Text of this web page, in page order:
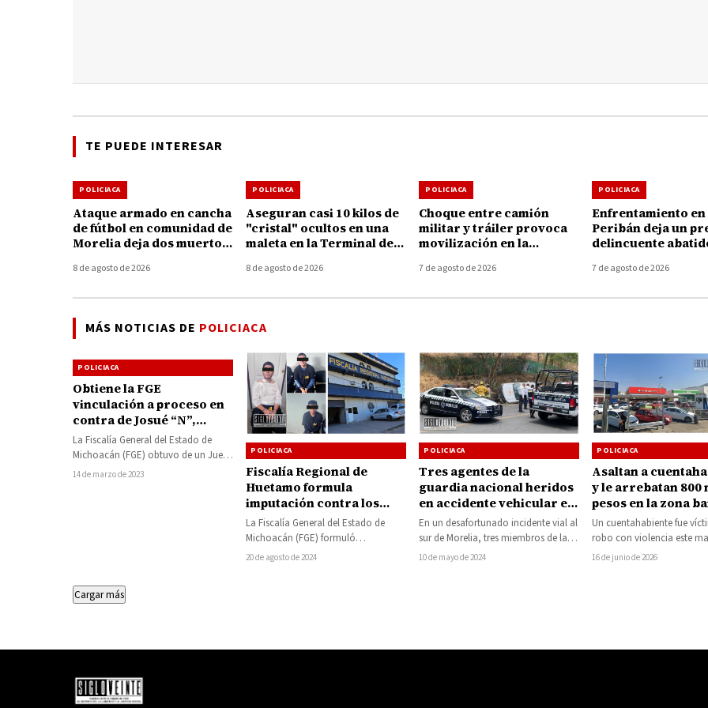
TE PUEDE INTERESAR
POLICIACA
Ataque armado en cancha
de fútbol en comunidad de
Morelia deja dos muertos
8 de agosto de 2026
POLICIACA
Aseguran casi 10 kilos de
"cristal" ocultos en una
maleta en la Terminal de
8 de agosto de 2026
POLICIACA
Choque entre camión
militar y tráiler provoca
movilización en la
Taretan
7 de agosto de 2026
POLICIACA
Enfrentamiento en
Peribán deja un
delincuente
7 de agosto de 2026
MÁS NOTICIAS DE POLICIACA
POLICIACA
Obtiene la FGE
vinculación a proceso en
contra de Josué “N”,
presunto responsable de
violación, en agravio de
su primo de 8 años
La Fiscalía General del Estado de
Michoacán (FGE) obtuvo de un Juez
de Control, vinculación a proceso
14 de marzo de 2023
POLICIACA
Fiscalía Regional de
Huetamo formula
imputación contra los
tres presuntos
responsables de robo
calificado y secuestro
exprés en el Barrio del
La Fiscalía General del Estado de
Michoacán (FGE) formuló
imputación en contra de Mario
20 de agosto de 2024
POLICIACA
Tres agentes de la
guardia nacional heridos
en accidente vehicular en
Morelia
En un desafortunado incidente vial al
sur de Morelia, tres miembros de la
Guardia Nacional resultaron heridos
10 de mayo de 2024
POLICIACA
Asaltan a
y le arrebatan 800
pesos en la zona
de Las Américas
Morelia
Un cuentahabiente fue
robo con violencia este
colonia Las Américas, al
16 de junio de 2026
Cargar más